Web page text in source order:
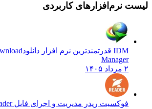
لیست نرم‌افزارهای کاربردی
IDM قدرتمندترین نرم افزار دانلود
Manager
۲ مرداد ۱۴۰۵
فوکسیت ریدر مدیریت و اجرای فایل PDF